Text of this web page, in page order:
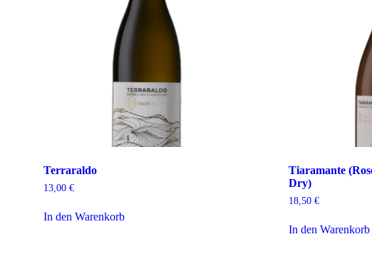
Terraraldo
13,00€
In den Warenkorb
Tiaramante
Dry)
18,50 €
In den Warenkorb